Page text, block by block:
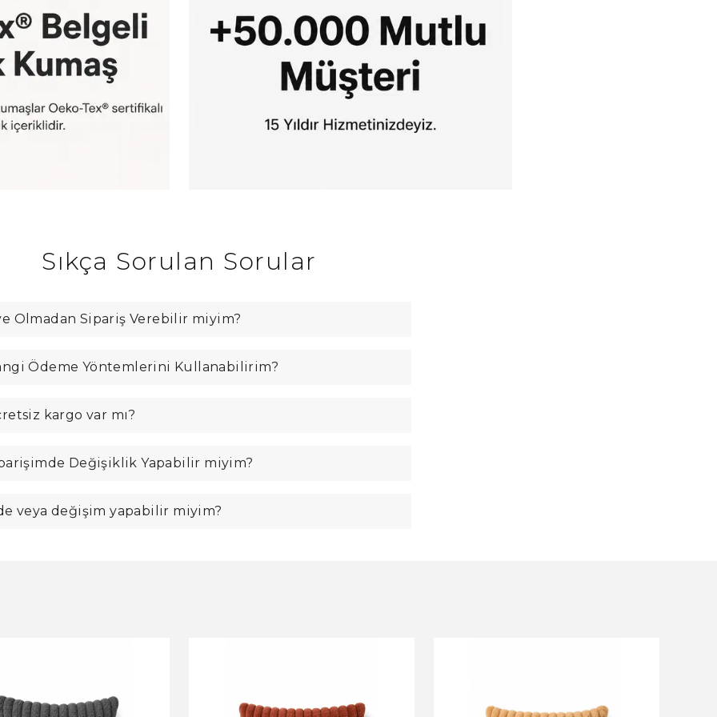
Sıkça Sorulan Sorular
Olmadan Sipariş Verebilir miyim?
Ödeme Yöntemlerini Kullanabilirim?
kargo var mı?
Değişiklik Yapabilir miyim?
veya değişim yapabilir miyim?